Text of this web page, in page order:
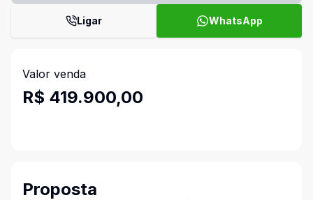
Ligar WhatsApp
Valor venda
R$ 419.900,00
Proposta